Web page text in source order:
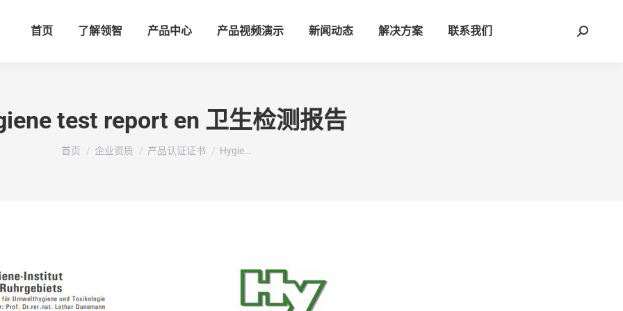
首页 了解领智 产品中心 产品视频演示 新闻动态 解决方案 联系我们 Search:
test report en 卫生检测报告
您在这里：
首页 企业资质 产品认证证书 Hygie…